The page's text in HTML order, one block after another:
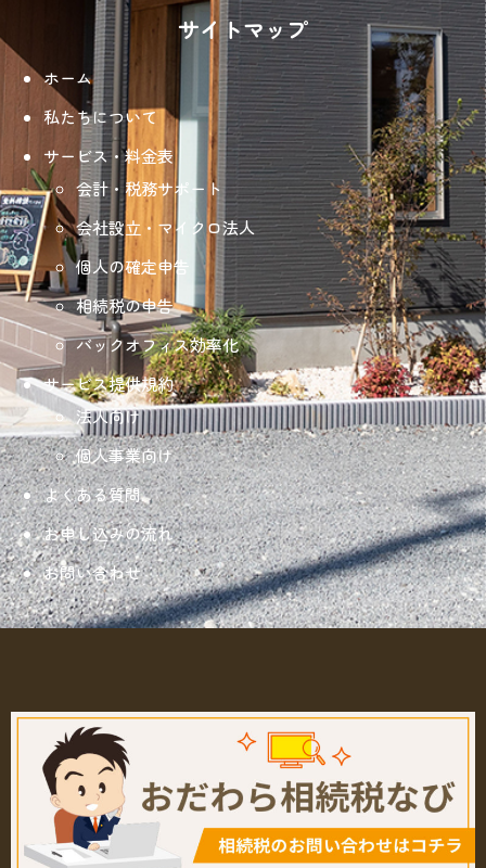
サイトマップ
ホーム
私たちについて
サービス・料金表
会計・税務サポート
会社設立・マイクロ法人
個人の確定申告
相続税の申告
バックオフィス効率化
サービス提供規約
法人向け
個人事業向け
よくある質問
お申し込みの流れ
お問い合わせ